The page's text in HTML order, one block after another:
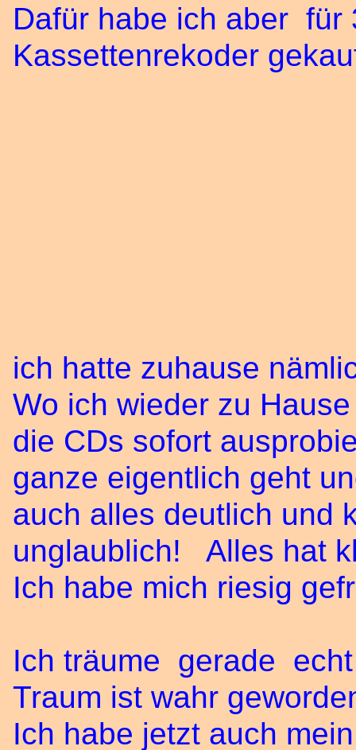
Dafür habe ich aber für
Kassettenrekoder
ich hatte zuhause
Wo ich wieder zu
die CDs sofort
ganze eigentlich geht
auch alles deutlich
unglaublich! Alles hat
Ich habe mich riesig
Ich träume gerade
Traum ist wahr
Ich habe jetzt auch